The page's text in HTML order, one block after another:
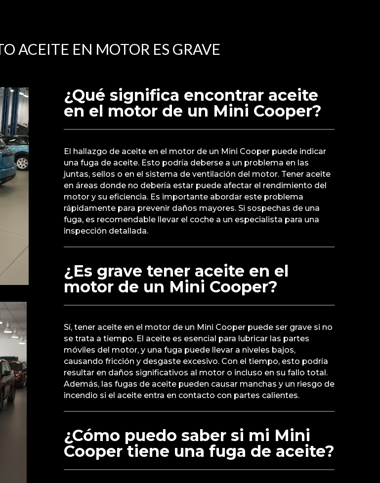
ACEITE EN MOTOR ES GRAVE
¿Qué significa encontrar aceite
en el motor de un Mini Cooper?
El hallazgo de aceite en el motor de un Mini Cooper puede indicar
una fuga de aceite. Esto podría deberse a un problema en las
juntas, sellos o en el sistema de ventilación del motor. Tener aceite
en áreas donde no debería estar puede afectar el rendimiento del
motor y su eficiencia. Es importante abordar este problema
rápidamente para prevenir daños mayores. Si sospechas de una
fuga, es recomendable llevar el coche a un especialista para una
inspección detallada.
¿Es grave tener aceite en el
motor de un Mini Cooper?
Sí, tener aceite en el motor de un Mini Cooper puede ser grave si no
se trata a tiempo. El aceite es esencial para lubricar las partes
móviles del motor, y una fuga puede llevar a niveles bajos,
causando fricción y desgaste excesivo. Con el tiempo, esto podría
resultar en daños significativos al motor o incluso en su fallo total.
Además, las fugas de aceite pueden causar manchas y un riesgo de
incendio si el aceite entra en contacto con partes calientes.
¿Cómo puedo saber si mi Mini
Cooper tiene una fuga de aceite?